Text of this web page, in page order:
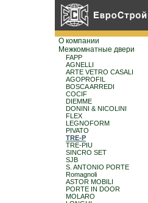
О компании
Межкомнатные двери
FAPP
AGNELLI
ARTE VETRO CASALI
AGOPROFIL
BOSCA ARREDI
COCIF
DIEMME
DONINI & NICOLINI
FLEX
LEGNOFORM
PIVATO
TRE-P
TRE-PIU
SINCRO SET
SJB
S. ANTONIO PORTE
Romagnoli
ASTOR MOBILI
PORTE IN DOOR
MOLARO